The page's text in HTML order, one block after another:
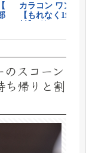
スコーン
ち帰りと割